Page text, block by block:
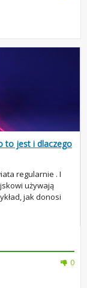
to jest i dlaczego
regularnie . I
używają
jak donosi
0